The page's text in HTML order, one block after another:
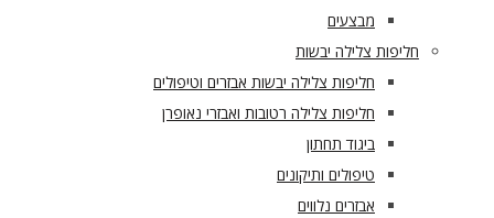
מבצעים
חליפות צלילה יבשות
חליפות צלילה יבשות אבזרים וטיפולים
חליפות צלילה רטובות ואבזרי נאופרן
ביגוד תחתון
טיפולים ותיקונים
אבזרים נלווים